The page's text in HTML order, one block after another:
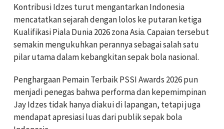
Kontribusi Idzes turut mengantarkan Indonesia
mencatatkan sejarah dengan lolos ke putaran ketiga
Kualifikasi Piala Dunia 2026 zona Asia. Capaian tersebut
semakin mengukuhkan perannya sebagai salah satu
pilar utama dalam kebangkitan sepak bola nasional.
Penghargaan Pemain Terbaik PSSI Awards 2026 pun
menjadi penegas bahwa performa dan kepemimpinan
Jay Idzes tidak hanya diakui di lapangan, tetapi juga
mendapat apresiasi luas dari publik sepak bola